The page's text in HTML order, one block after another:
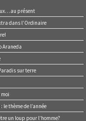
présent
dans l’Ordinaire
Araneda
sur terre
moi
le thème de l’année
un loup pour l’homme?